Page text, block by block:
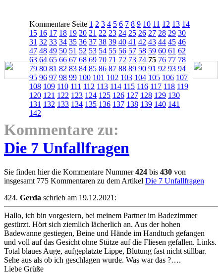
Kommentare Seite 1 2 3 4 5 6 7 8 9 10 11 12 13 14
15 16 17 18 19 20 21 22 23 24 25 26 27 28 29 30
31 32 33 34 35 36 37 38 39 40 41 42 43 44 45 46
47 48 49 50 51 52 53 54 55 56 57 58 59 60 61 62
63 64 65 66 67 68 69 70 71 72 73 74 75 76 77 78
79 80 81 82 83 84 85 86 87 88 89 90 91 92 93 94
95 96 97 98 99 100 101 102 103 104 105 106 107
108 109 110 111 112 113 114 115 116 117 118 119
120 121 122 123 124 125 126 127 128 129 130
131 132 133 134 135 136 137 138 139 140 141
142
Kommentare zu:
Die 7 Unfallfragen
Sie finden hier die Kommentare Nummer424 bis 430 von
insgesamt 775 Kommentaren zu dem Artikel Die 7 Unfallfragen
424. Gerda schrieb am 19.12.2021:
Hallo, ich bin vorgestern, bei meinem Partner im Badezimmer
gestürzt. Hört sich ziemlich lächerlich an. Aus der hohen
Badewanne gestiegen, Beine und Hände im Handtuch gefangen
und voll auf das Gesicht ohne Stütze auf die Fliesen gefallen. Links.
Total blaues Auge, aufgeplatzte Lippe, Blutung fast nicht stillbar.
Sehe aus als ob ich geschlagen wurde. Was war das ?….
Liebe Grüße